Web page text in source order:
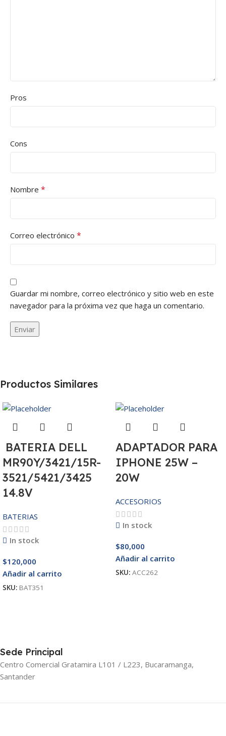
Pros
Cons
Nombre *
Correo electrónico *
Guardar mi nombre, correo electrónico y sitio web en este
navegador para la próxima vez que haga un comentario.
Productos Similares
BATERIA DELL
MR90Y/3421/15R-
3521/5421/3425
14.8V
BATERIAS
In stock
$120,000
Añadir al carrito
SKU: BAT351
ADAPTADOR PARA
IPHONE 25W –
20W
ACCESORIOS
In stock
$80,000
Añadir al carrito
SKU: ACC262
Sede Principal
Centro Comercial Gratamira L101 / L223, Bucaramanga,
Santander